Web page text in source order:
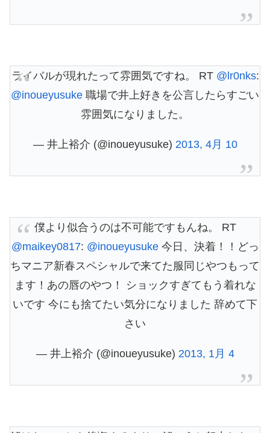
ライバルが現れたって雰囲気ですね。 RT @lr0nks:
@inoueyusuke 職場で井上好きを公言したらすごい
雰囲気になりました。
— 井上裕介 (@inoueyusuke) 2013, 4月 10
僕より似合うのは不可能ですもんね。 RT
@maikey0817: @inoueyusuke今日、決着！！どっ
ちマニア新春スペシャルで来てた服同じやつもって
ます！あの唇のやつ！ ショックすぎてもう着れな
いです 今にも捨てたい気分になりました 辞めて下
さい
— 井上裕介 (@inoueyusuke) 2013, 1月 4